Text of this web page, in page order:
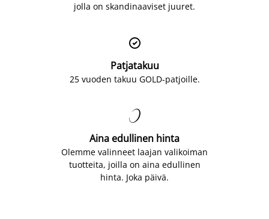
jolla on skandinaaviset juuret.

Patjatakuu
25 vuoden takuu GOLD-patjoille.

Aina edullinen hinta
Olemme valinneet laajan valikoiman
tuotteita, joilla on aina edullinen
hinta. Joka päivä.